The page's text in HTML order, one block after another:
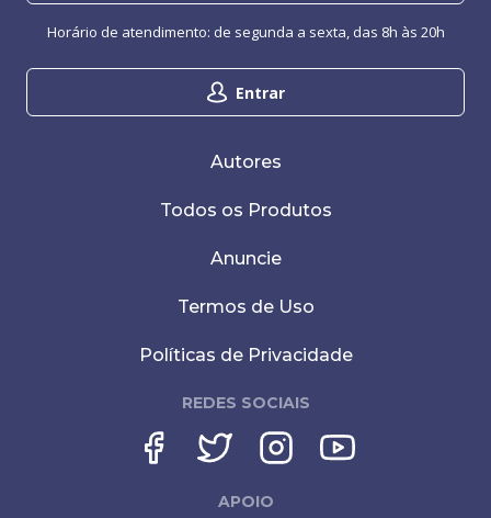
Entrar
Horário de atendimento: de segunda a sexta, das 8h às 20h
Autores
Todos os Produtos
Anuncie
Termos de Uso
Políticas de Privacidade
REDES SOCIAIS
APOIO